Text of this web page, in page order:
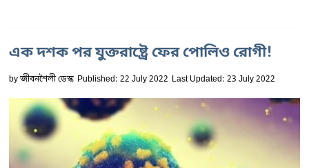
এক দশক পর যুক্তরাষ্ট্রে ফের পোলিও রোগী!
byজীবনশৈলী ডেস্ক Published: 22 July 2022 Last Updated: 23 July 2022